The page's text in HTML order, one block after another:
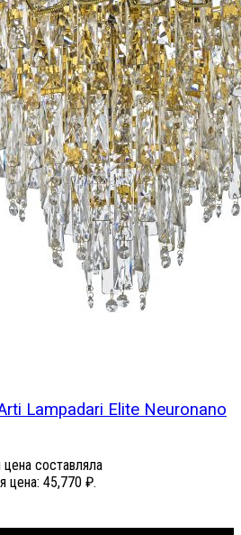
Lampadari Elite Neuronano
составляла
цена: 45,770 ₽.